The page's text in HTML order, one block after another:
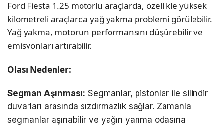
Ford Fiesta 1.25 motorlu araçlarda, özellikle yüksek
kilometreli araçlarda yağ yakma problemi görülebilir.
Yağ yakma, motorun performansını düşürebilir ve
emisyonları artırabilir.
Olası Nedenler:
Segman Aşınması: Segmanlar, pistonlar ile silindir
duvarları arasında sızdırmazlık sağlar. Zamanla
segmanlar aşınabilir ve yağın yanma odasına